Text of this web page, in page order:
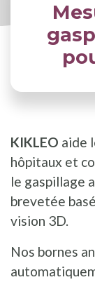
KIKLEO aide
hôpitaux et
le gaspillage
brevetée
vision 3D.
Nos bornes